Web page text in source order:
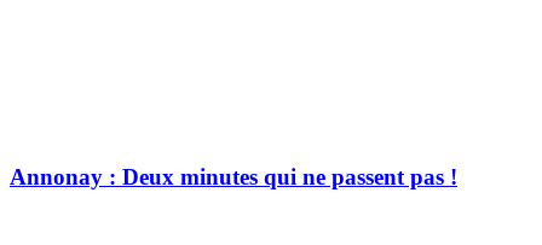
Annonay : Deux minutes qui ne passent pas !